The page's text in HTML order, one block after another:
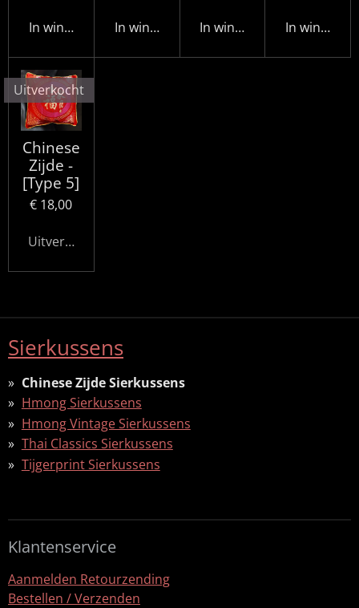
In winkelwagenIn winkelwagenIn winkelwagenIn
Uitverkocht
Chinese
Zijde -
[Type 5]
€ 18,00
Uitverkocht
Sierkussens
Chinese Zijde Sierkussens
Hmong Sierkussens
Hmong Vintage Sierkussens
Thai Classics Sierkussens
Tijgerprint Sierkussens
Klantenservice
Aanmelden Retourzending
Bestellen / Verzenden